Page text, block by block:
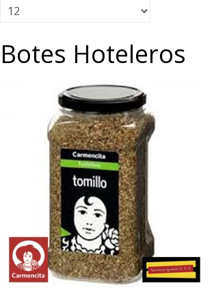
Botes Hoteleros